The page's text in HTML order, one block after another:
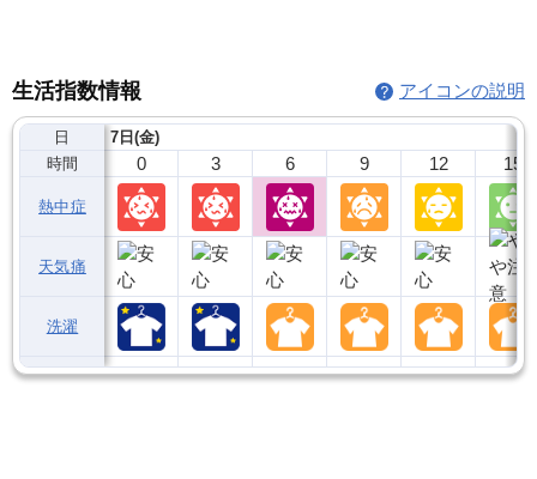
生活指数情報 アイコンの説明
日
時間
熱中症
天気痛
洗濯
7日(金)
0 3 6 9 12 15